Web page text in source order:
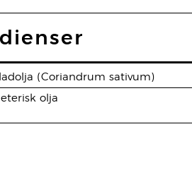
(Coriandrum sativum)
olja